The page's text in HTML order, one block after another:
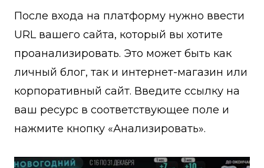
После входа на платформу нужно ввести
URL вашего сайта, который вы хотите
проанализировать. Это может быть как
личный блог, так и интернет-магазин или
корпоративный сайт. Введите ссылку на
ваш ресурс в соответствующее поле и
нажмите кнопку «Анализировать».